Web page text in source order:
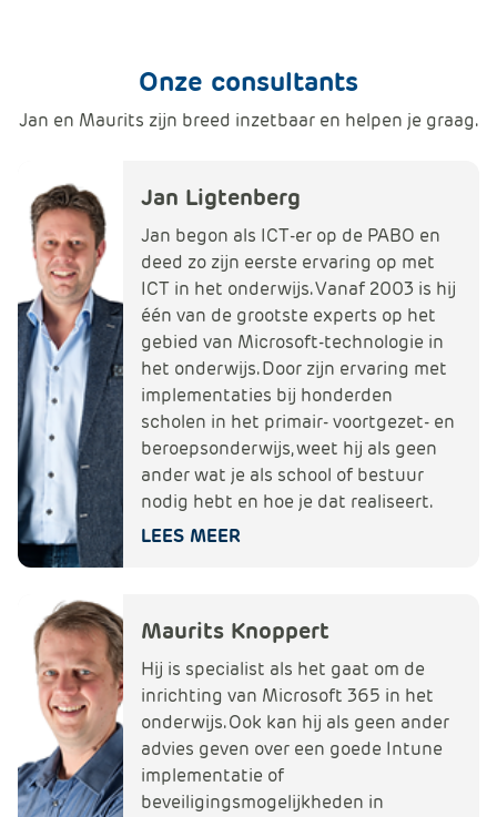
Onze consultants
Jan en Maurits zijn breed inzetbaar en helpen je graag.
Jan Ligtenberg
Jan begon als ICT-er op de PABO en
deed zo zijn eerste ervaring op met
ICT in het onderwijs. Vanaf 2003 is hij
één van de grootste experts op het
gebied van Microsoft-technologie in
het onderwijs. Door zijn ervaring met
implementaties bij honderden
scholen in het primair- voortgezet- en
beroepsonderwijs, weet hij als geen
ander wat je als school of bestuur
nodig hebt en hoe je dat realiseert.
LEES MEER
Maurits Knoppert
Hij is specialist als het gaat om de
inrichting van Microsoft 365 in het
onderwijs. Ook kan hij als geen ander
advies geven over een goede Intune
implementatie of
beveiligingsmogelijkheden in